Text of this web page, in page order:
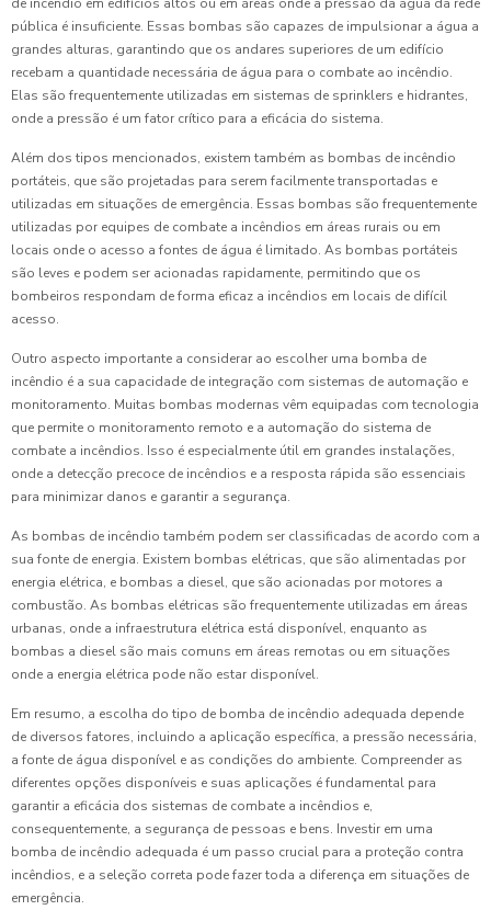
de incêndio em edifícios altos ou em áreas onde a pressão da água da rede
pública é insuficiente. Essas bombas são capazes de impulsionar a água a
grandes alturas, garantindo que os andares superiores de um edifício
recebam a quantidade necessária de água para o combate ao incêndio.
Elas são frequentemente utilizadas em sistemas de sprinklers e hidrantes,
onde a pressão é um fator crítico para a eficácia do sistema.
Além dos tipos mencionados, existem também as bombas de incêndio
portáteis, que são projetadas para serem facilmente transportadas e
utilizadas em situações de emergência. Essas bombas são frequentemente
utilizadas por equipes de combate a incêndios em áreas rurais ou em
locais onde o acesso a fontes de água é limitado. As bombas portáteis
são leves e podem ser acionadas rapidamente, permitindo que os
bombeiros respondam de forma eficaz a incêndios em locais de difícil
acesso.
Outro aspecto importante a considerar ao escolher uma bomba de
incêndio é a sua capacidade de integração com sistemas de automação e
monitoramento. Muitas bombas modernas vêm equipadas com tecnologia
que permite o monitoramento remoto e a automação do sistema de
combate a incêndios. Isso é especialmente útil em grandes instalações,
onde a detecção precoce de incêndios e a resposta rápida são essenciais
para minimizar danos e garantir a segurança.
As bombas de incêndio também podem ser classificadas de acordo com a
sua fonte de energia. Existem bombas elétricas, que são alimentadas por
energia elétrica, e bombas a diesel, que são acionadas por motores a
combustão. As bombas elétricas são frequentemente utilizadas em áreas
urbanas, onde a infraestrutura elétrica está disponível, enquanto as
bombas a diesel são mais comuns em áreas remotas ou em situações
onde a energia elétrica pode não estar disponível.
Em resumo, a escolha do tipo de bomba de incêndio adequada depende
de diversos fatores, incluindo a aplicação específica, a pressão necessária,
a fonte de água disponível e as condições do ambiente. Compreender as
diferentes opções disponíveis e suas aplicações é fundamental para
garantir a eficácia dos sistemas de combate a incêndios e,
consequentemente, a segurança de pessoas e bens. Investir em uma
bomba de incêndio adequada é um passo crucial para a proteção contra
incêndios, e a seleção correta pode fazer toda a diferença em situações de
emergência.